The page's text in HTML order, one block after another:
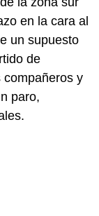
en la cara al
un supuesto
de
compañeros y
paro,